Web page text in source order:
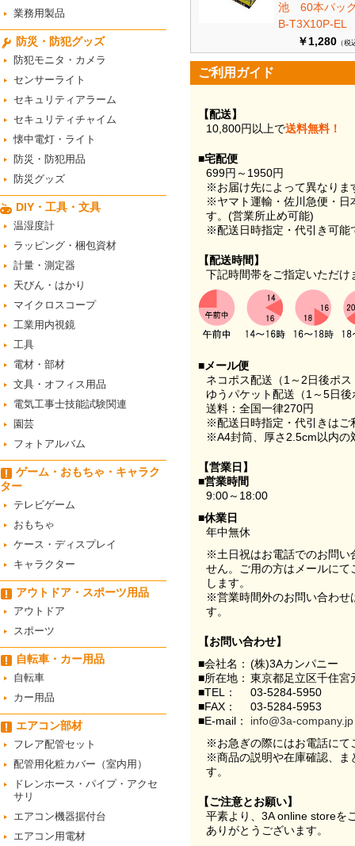
業務用製品
防災・防犯グッズ
防犯モニタ・カメラ
センサーライト
セキュリティアラーム
セキュリティチャイム
懐中電灯・ライト
防災・防犯用品
防災グッズ
DIY・工具・文具
温湿度計
ラッピング・梱包資材
計量・測定器
天びん・はかり
マイクロスコープ
工業用内視鏡
工具
電材・部材
文具・オフィス用品
電気工事士技能試験関連
園芸
フォトアルバム
ゲーム・おもちゃ・キャラク
ター
テレビゲーム
おもちゃ
ケース・ディスプレイ
キャラクター
アウトドア・スポーツ用品
アウトドア
スポーツ
自転車・カー用品
自転車
カー用品
エアコン部材
フレア配管セット
配管用化粧カバー（室内用）
ドレンホース・パイプ・アクセ
サリ
エアコン機器据付台
エアコン用電材
池 60本パ
B-T3X10P-EL
￥1,280 （税
ご利用ガイド
【配送】
10,800円以上で送料無料！
■宅配便
699円～1950円
※お届け先によって異なりま
※ヤマト運輸・佐川急便・日
す。(営業所止め可能)
※配送日時指定・代引き可能
【配送時間】
下記時間帯をご指定いただけ
■メール便
ネコポス配送（1～2日後ポ
ゆうパケット配送（1～5日
送料：全国一律270円
※配送日時指定・代引きはご
※A4封筒、厚さ2.5cm以内の
【営業日】
■営業時間
9:00～18:00
■休業日
年中無休
※土日祝はお電話でのお問い
せん。ご用の方はメールに
します。
※営業時間外のお問い合わせ
す。
【お問い合わせ】
■会社名： (株)3Aカンパニー
■所在地： 東京都足立区千住
■TEL：
03-5284-5950
■FAX：
03-5284-5953
■E-mail：
info@3a-company.jp
※お急ぎの際にはお電話にて
※商品の説明や在庫確認、ま
す。
【ご注意とお願い】
平素より、3A online storeを
ありがとうございます。